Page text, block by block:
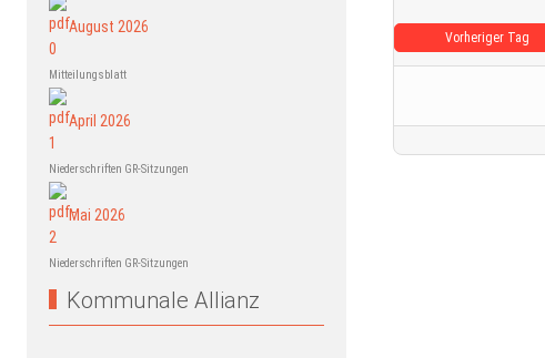
August 2026
Mitteilungsblatt
April 2026
Niederschriften GR-Sitzungen
Mai 2026
Niederschriften GR-Sitzungen
Kommunale Allianz
Vorheriger Tag